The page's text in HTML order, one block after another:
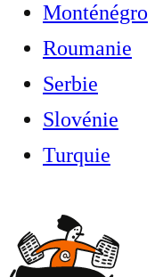
Monténégro
Roumanie
Serbie
Slovénie
Turquie